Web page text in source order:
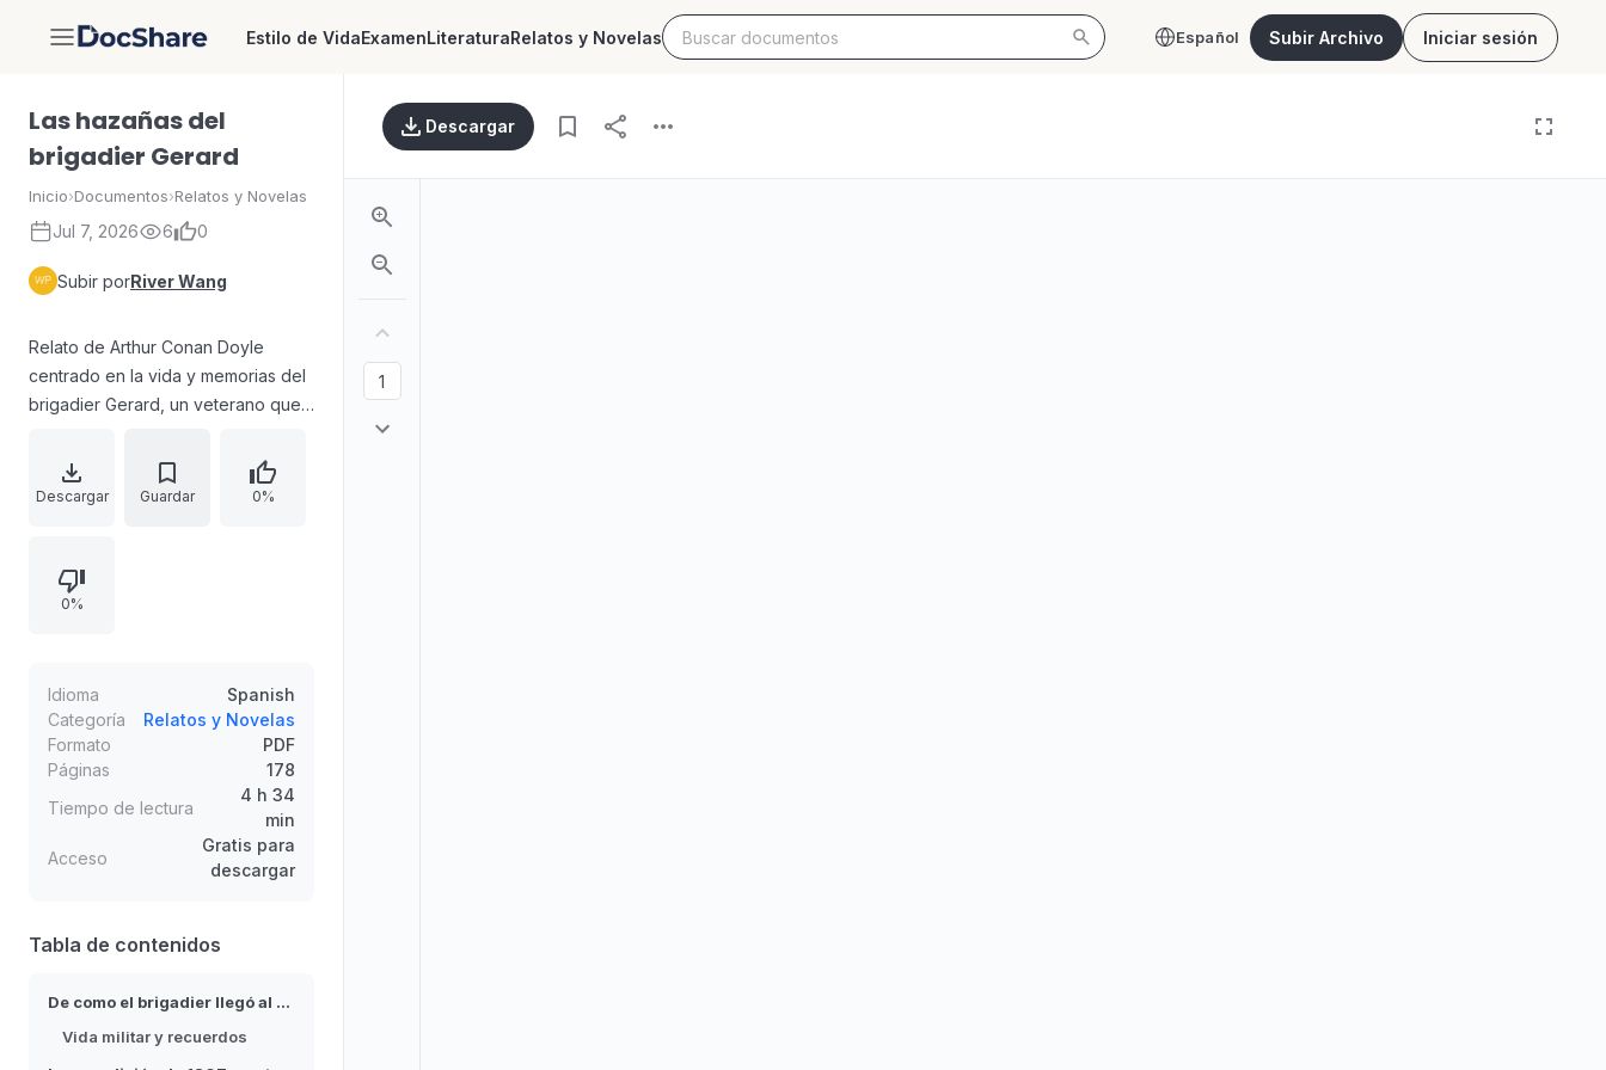
DocShare Estilo de VidaExamenLiteraturaRelatos y Novelas Español Subir Archivo Iniciar sesión
Las hazañas del
brigadier Gerard
Inicio›Documentos›Relatos y Novelas
Jul 7, 2026 6 0
Subir porRiver Wang
Relato de Arthur Conan Doyle
centrado en la vida y memorias del
brigadier Gerard, un veterano que
campañas militares y sus
percepciones de la gloria francesa.
tropas y el paso del recuerdo al
presente. A continuación se
de refuerzo en el invierno de 1807,
mostrando desafíos logísticos y el
trato atento a los animales.
Descargar Guardar 0%
0%
Idioma
Spanish
Categoría
Relatos y Novelas
Formato
PDF
Páginas
178
Tiempo de lectura
4 h 34
min
Acceso
Gratis para
descargar
Tabla de contenidos
De como el brigadier llegó al castillo de los horrores
Vida militar y recuerdos
Descargar